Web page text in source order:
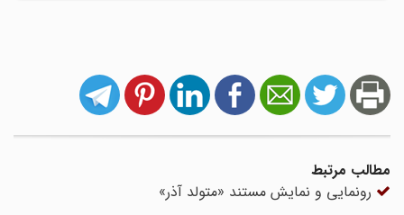
مطالب مرتبط
رونمایی و نمایش مستند «متولد آذر»